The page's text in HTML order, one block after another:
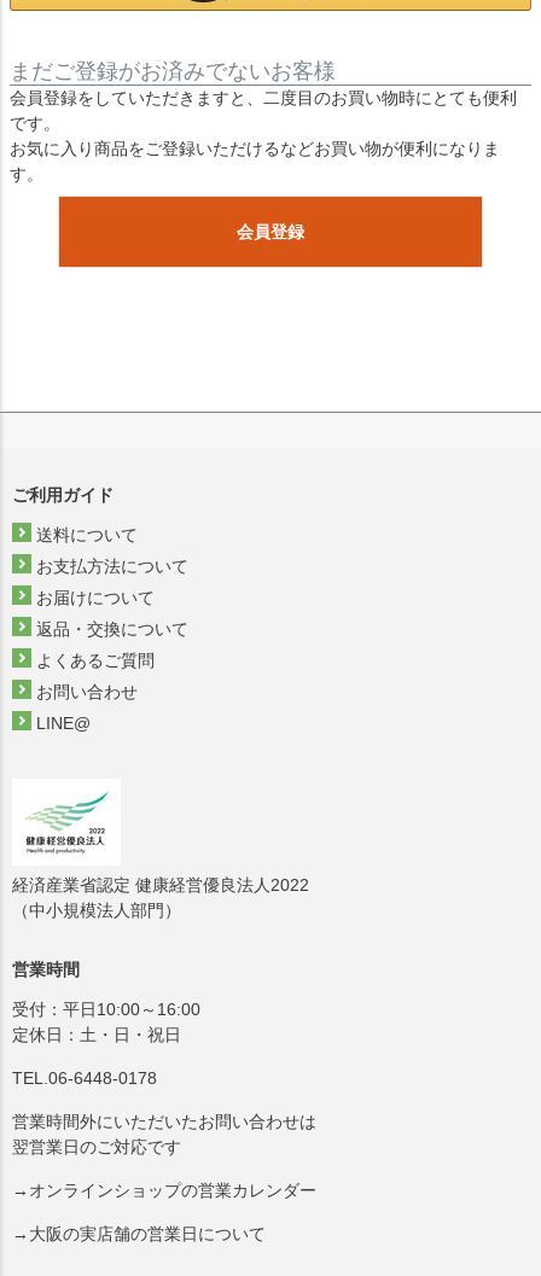
まだご登録がお済みでないお客様
会員登録をしていただきますと、二度目のお買い物時にとても便利
です。
お気に入り商品をご登録いただけるなどお買い物が便利になりま
す。
会員登録
ご利用ガイド
送料について
お支払方法について
お届けについて
返品・交換について
よくあるご質問
お問い合わせ
LINE@
経済産業省認定 健康経営優良法人2022
（中小規模法人部門）
営業時間
受付：平日10:00～16:00
定休日：土・日・祝日
TEL.06-6448-0178
営業時間外にいただいたお問い合わせは
翌営業日のご対応です
→オンラインショップの営業カレンダー
→大阪の実店舗の営業日について